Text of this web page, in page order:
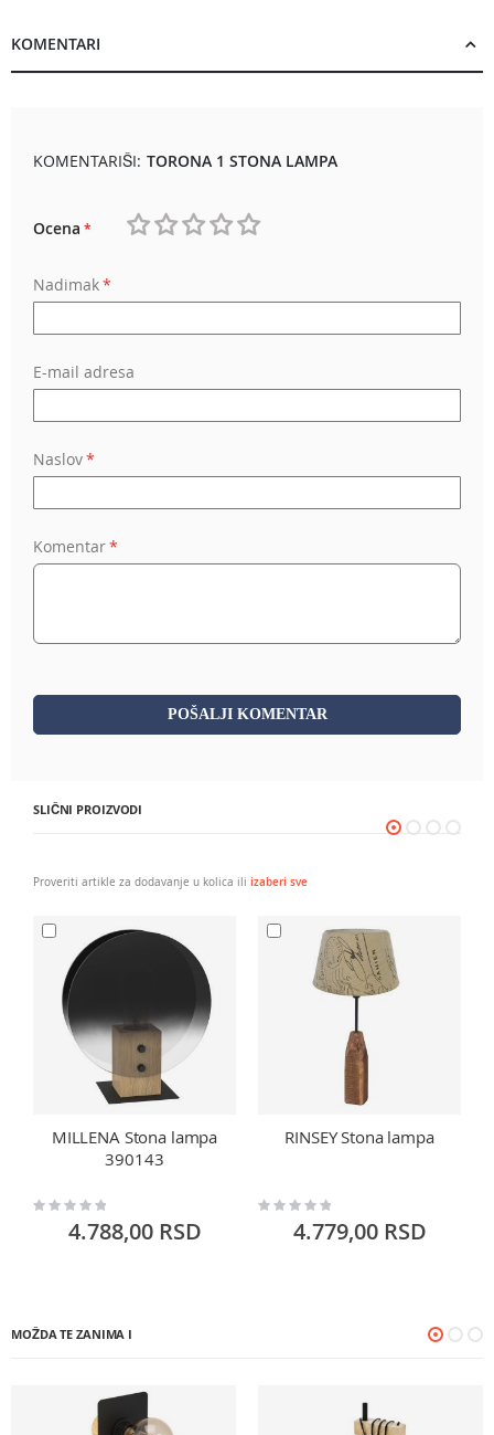
KOMENTARI
KOMENTARIŠI: TORONA 1 STONA LAMPA
Ocena
Nadimak
E-mail adresa
Naslov
Komentar
POŠALJI KOMENTAR
SLIČNI PROIZVODI
Proveriti artikle za dodavanje u kolica ili izaberi sve
MILLENA Stona lampa
390143
Rating:
4.788,00 RSD
RINSEY Stona lampa
Rating:
4.779,00 RSD
MOŽDA TE ZANIMA I